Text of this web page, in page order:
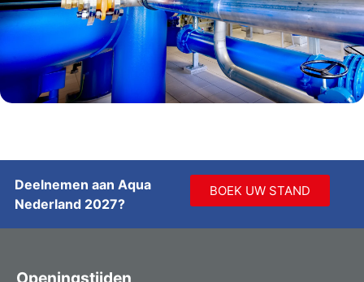
Deelnemen aan Aqua
Nederland 2027?
BOEK UW STAND
Openingstijden